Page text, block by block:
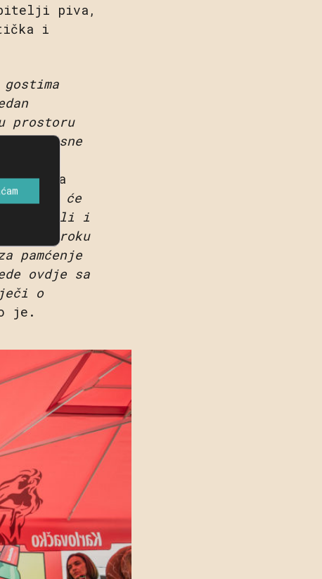
piva,
i
prostoru
povijesne
kako će
ali i
roku
pamćenje
ovdje sa
o
je.